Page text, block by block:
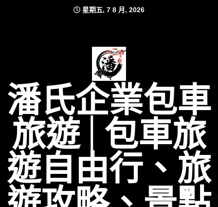
星期五, 7 8 月, 2026
潘氏企業包車
旅遊│包車旅
遊自由行、旅